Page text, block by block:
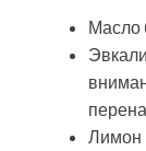
Масло
Лимон